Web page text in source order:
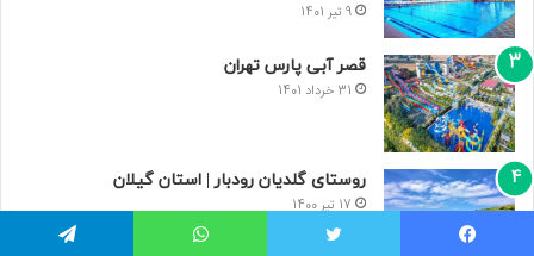
9 تیر 1401
قصر آبی پارس تهران
31 خرداد 1401
روستای گلدیان رودبار | استان گیلان
17 تیر 1400